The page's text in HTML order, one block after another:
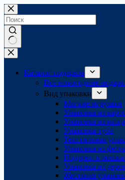
Перейти
к
сути
Ничего
не
найденоКаталог подарков
Все новогодние
Вид упаковки
Мягкие игрушки
Упаковка из
Упаковка из
Упаковка-туба
Текстильная
Упаковка из
Подарки в
Упаковка из
Жестяная